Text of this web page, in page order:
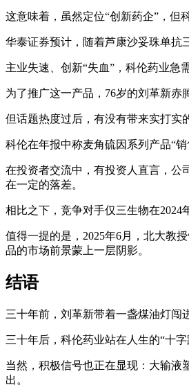
这意味着，虽然定位“创新药企”，但
华泰证券预计，随着芦康沙妥珠单抗
主业失速、创新“失血”，科伦药业急
为了推广这一产品，76岁的刘革新赤
但话题热度过后，有没有带来实打实
科伦在年报中称麦角硫因系列产品“
在投资者交流中，有投资人直言，公
在一定的落差。
相比之下，竞争对手仅三生物在2024
值得一提的是，2025年6月，北大教
品的市场前景蒙上一层阴影。
结语
三十年前，刘革新带着一盏煤油灯闯
三十年后，科伦药业站在人生的“十
当然，积极信号也正在显现：大输液
出。